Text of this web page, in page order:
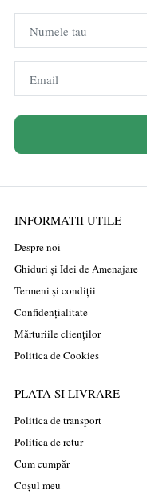
Numele tau
Email
INFORMATII UTILE
Despre noi
Ghiduri și Idei de Amenajare
Termeni și condiții
Confidențialitate
Mărturiile clienților
Politica de Cookies
PLATA SI LIVRARE
Politica de transport
Politica de retur
Cum cumpăr
Coșul meu